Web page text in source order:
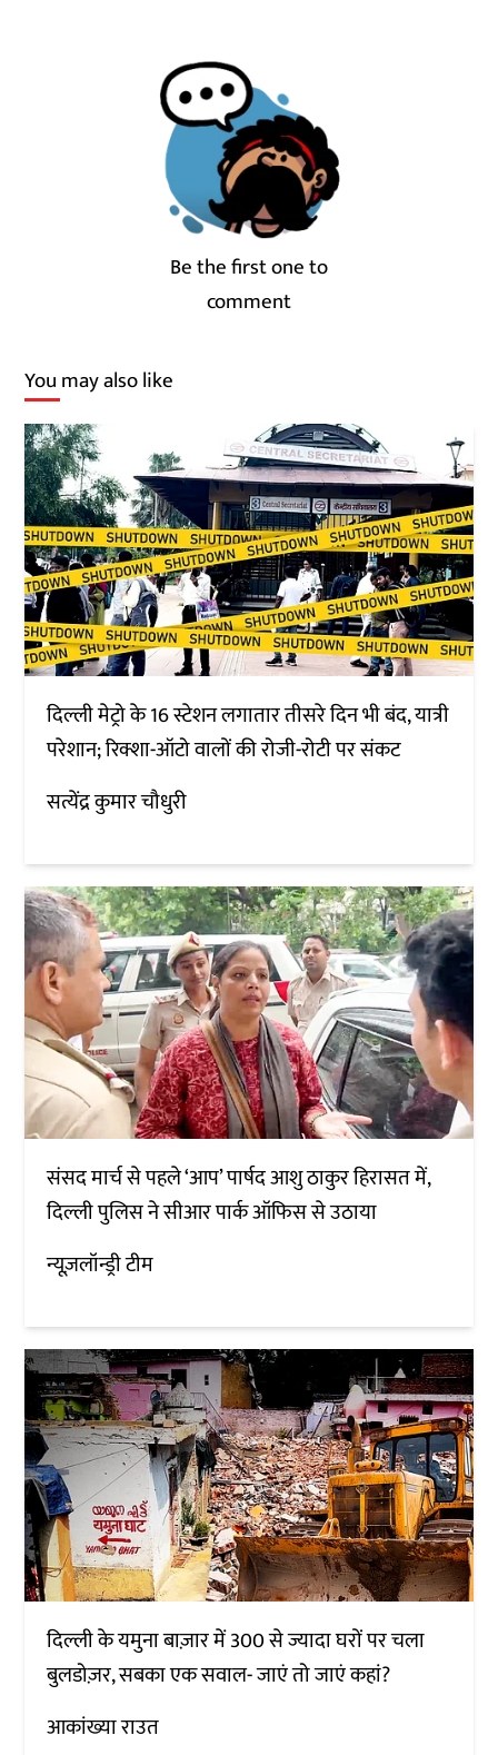
Be the first one to
comment
You may also like
दिल्ली मेट्रो के 16 स्टेशन लगातार तीसरे दिन भी बंद, यात्री
परेशान; रिक्शा-ऑटो वालों की रोजी-रोटी पर संकट
सत्येंद्र कुमार चौधुरी
संसद मार्च से पहले ‘आप’ पार्षद आशु ठाकुर हिरासत में,
दिल्ली पुलिस ने सीआर पार्क ऑफिस से उठाया
न्यूज़लॉन्ड्री टीम
दिल्ली के यमुना बाज़ार में 300 से ज्यादा घरों पर चला
बुलडोज़र, सबका एक सवाल- जाएं तो जाएं कहां?
आकांख्या राउत